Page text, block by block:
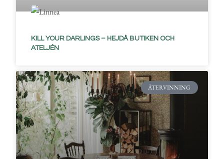
KILL YOUR DARLINGS – HEJDÅ BUTIKEN OCH
ATELJÉN
ÅTERVINNING